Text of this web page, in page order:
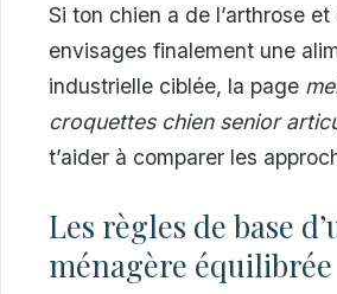
Si ton chien a de l’arthrose et
envisages finalement une
industrielle ciblée, la page
croquettes chien senior
t’aider à comparer les
Les règles de base
ménagère équilibrée